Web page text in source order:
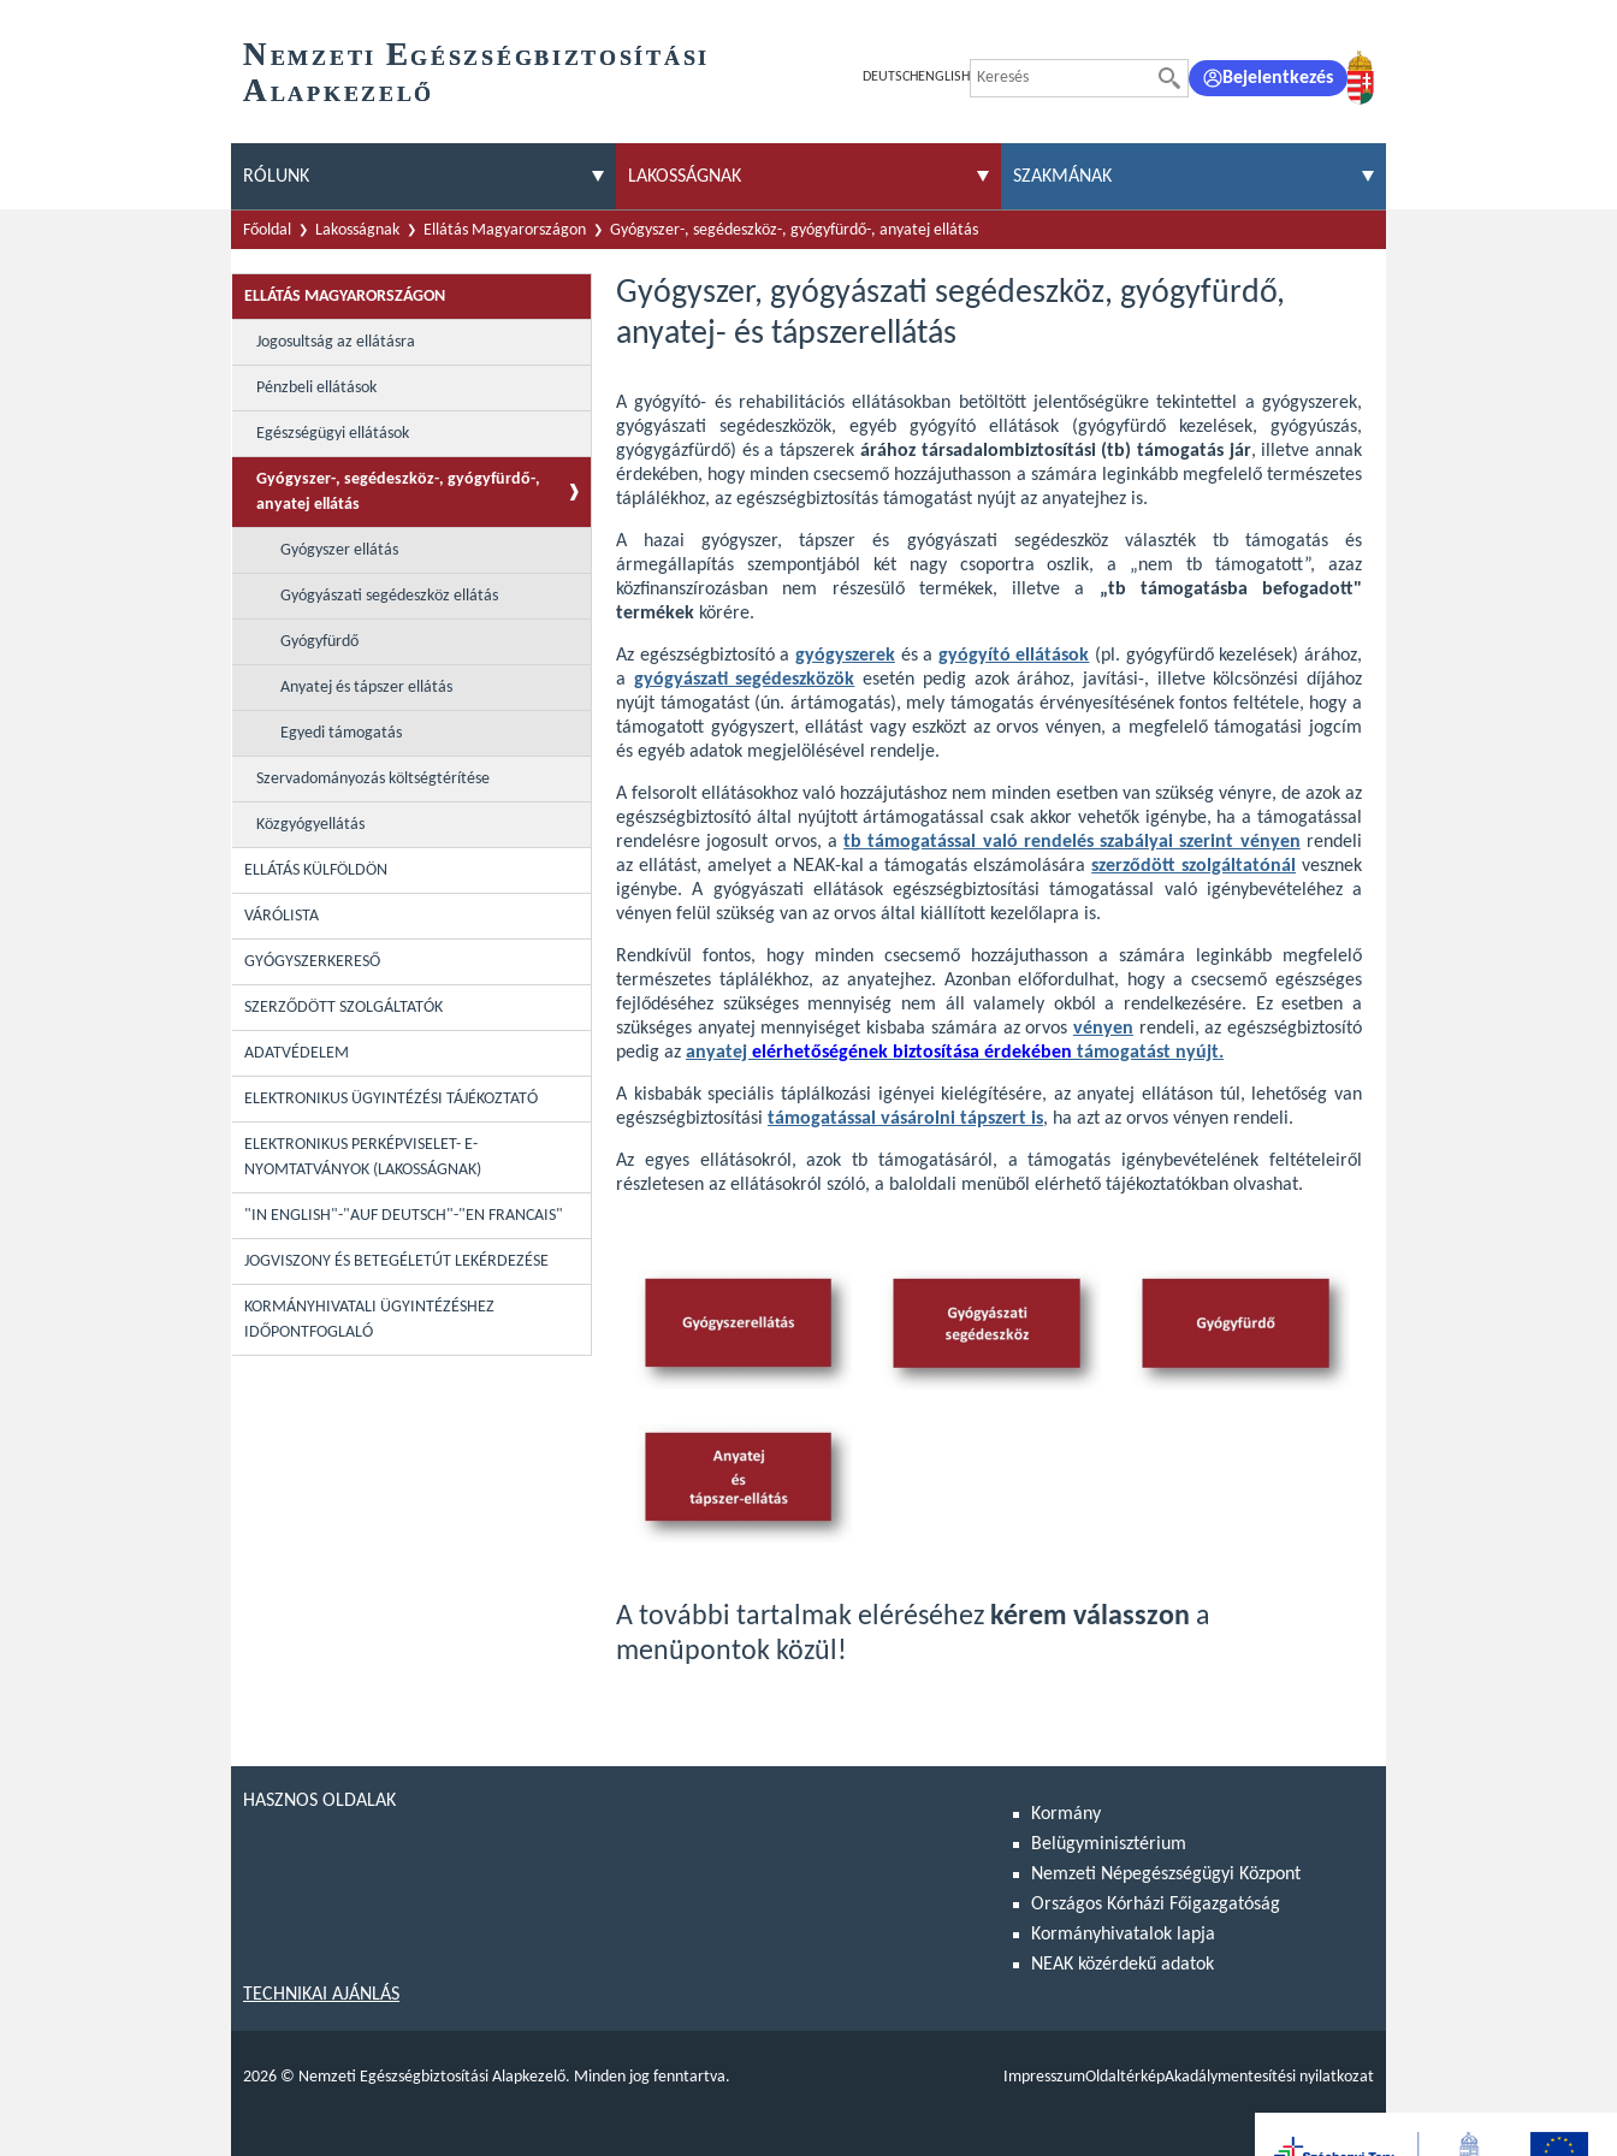
NEMZETI EGÉSZSÉGBIZTOSÍTÁSI
ALAPKEZELŐ
DEUTSCH ENGLISH Bejelentkezés
RÓLUNK LAKOSSÁGNAK SZAKMÁNAK
Főoldal Lakosságnak Ellátás Magyarországon Gyógyszer-, segédeszköz-, gyógyfürdő-, anyatej ellátás
ELLÁTÁS MAGYARORSZÁGON
Jogosultság az ellátásra
Pénzbeli ellátások
Egészségügyi ellátások
Gyógyszer-, segédeszköz-, gyógyfürdő-,
anyatej ellátás
Gyógyszer ellátás
Gyógyászati segédeszköz ellátás
Gyógyfürdő
Anyatej és tápszer ellátás
Egyedi támogatás
Szervadományozás költségtérítése
Közgyógyellátás
ELLÁTÁS KÜLFÖLDÖN
VÁRÓLISTA
GYÓGYSZERKERESŐ
SZERZŐDÖTT SZOLGÁLTATÓK
ADATVÉDELEM
ELEKTRONIKUS ÜGYINTÉZÉSI TÁJÉKOZTATÓ
ELEKTRONIKUS PERKÉPVISELET- E-
NYOMTATVÁNYOK (LAKOSSÁGNAK)
"IN ENGLISH"-"AUF DEUTSCH"-"EN FRANCAIS"
JOGVISZONY ÉS BETEGÉLETÚT LEKÉRDEZÉSE
KORMÁNYHIVATALI ÜGYINTÉZÉSHEZ
IDŐPONTFOGLALÓ
Gyógyszer, gyógyászati segédeszköz, gyógyfürdő,
anyatej- és tápszerellátás
A gyógyító- és rehabilitációs ellátásokban betöltött jelentőségükre tekintettel a gyógyszerek,
gyógyászati segédeszközök, egyéb gyógyító ellátások (gyógyfürdő kezelések, gyógyúszás,
gyógygázfürdő) és a tápszerek árához társadalombiztosítási (tb) támogatás jár, illetve annak
érdekében, hogy minden csecsemő hozzájuthasson a számára leginkább megfelelő természetes
táplálékhoz, az egészségbiztosítás támogatást nyújt az anyatejhez is.
A hazai gyógyszer, tápszer és gyógyászati segédeszköz választék tb támogatás és
ármegállapítás szempontjából két nagy csoportra oszlik, a „nem tb támogatott”, azaz
közfinanszírozásban nem részesülő termékek, illetve a „tb támogatásba befogadott"
termékek körére.
Az egészségbiztosító a gyógyszerekés a gyógyító ellátások (pl. gyógyfürdő kezelések) árához,
a gyógyászati segédeszközök esetén pedig azok árához, javítási-, illetve kölcsönzési díjához
nyújt támogatást (ún. ártámogatás), mely támogatás érvényesítésének fontos feltétele, hogy a
támogatott gyógyszert, ellátást vagy eszközt az orvos vényen, a megfelelő támogatási jogcím
és egyéb adatok megjelölésével rendelje.
A felsorolt ellátásokhoz való hozzájutáshoz nem minden esetben van szükség vényre, de azok az
egészségbiztosító által nyújtott ártámogatással csak akkor vehetők igénybe, ha a támogatással
rendelésre jogosult orvos, atb támogatással való rendelés szabályai szerint vényen rendeli
az ellátást, amelyet a NEAK-kal a támogatás elszámolásáraszerződött szolgáltatónál
vesznek
igénybe. A gyógyászati ellátások egészségbiztosítási támogatással való igénybevételéhez a
vényen felül szükség van az orvos által kiállított kezelőlapra is.
Rendkívül fontos, hogy minden csecsemő hozzájuthasson a számára leginkább megfelelő
természetes táplálékhoz, az anyatejhez. Azonban előfordulhat, hogy a csecsemő egészséges
fejlődéséhez szükséges mennyiség nem áll valamely okból a rendelkezésére. Ez esetben a
szükséges anyatej mennyiséget kisbaba számára az orvos vényen rendeli, az egészségbiztosító
pedig az anyatej elérhetőségének biztosítása érdekében támogatást nyújt.
A kisbabák speciális táplálkozási igényei kielégítésére, az anyatej ellátáson túl, lehetőség van
egészségbiztosítási támogatással vásárolni tápszert is, ha azt az orvos vényen rendeli.
Az egyes ellátásokról, azok tb támogatásáról, a támogatás igénybevételének feltételeiről
részletesen az ellátásokról szóló, a baloldali menüből elérhető tájékoztatókban olvashat.
A további tartalmak eléréséhez kérem válasszon a
menüpontok közül!
HASZNOS OLDALAK
Kormány
Belügyminisztérium
Nemzeti Népegészségügyi Központ
Országos Kórházi Főigazgatóság
Kormányhivatalok lapja
NEAK közérdekű adatok
TECHNIKAI AJÁNLÁS
2026 © Nemzeti Egészségbiztosítási Alapkezelő. Minden jog fenntartva. ImpresszumOldaltérképAkadálymentesítési nyilatkozat